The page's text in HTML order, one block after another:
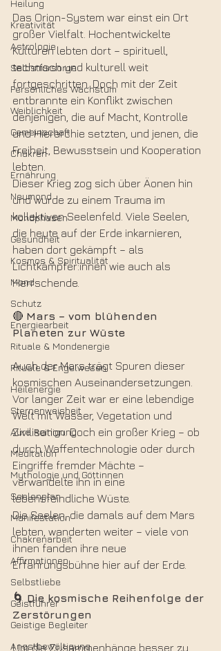
Heilung
Kreativität
Astrologie
Selbstfürsorge
Persönliches Wachstum
Weiblichkeit
Gemeinschaft
Chakren
Ernährung
Neumond
Mondphasen
Gesundheit
Kosmos & Spiritualität
Mond
Schutz
Energiearbeit
Rituale & Mondenergie
Rituale & Engelwesen
Heilenergie
Sternenweisheit
Aura Reinigung
Meditation
Mythologie und Göttinnen
Seelenplan
Manifestation
Chakrenarbeit
Affirmationen
Selbstliebe
Geistführer
Geistige Begleiter
Angstbewältigung
Das Orion-System war einst ein Ort
großer Vielfalt. Hochentwickelte
Kulturen lebten dort – spirituell,
technisch und kulturell weit
fortgeschritten. Doch mit der Zeit
entbrannte ein Konflikt zwischen
denjenigen, die auf Macht, Kontrolle
und Hierarchie setzten, und jenen, die
Freiheit, Bewusstsein und Kooperation
lebten.
Dieser Krieg zog sich über Äonen hin
und wurde zu einem Trauma im
kollektiven Seelenfeld. Viele Seelen,
die heute auf der Erde inkarnieren,
haben dort gekämpft – als
Lichtkämpfer:innen wie auch als
Herrschende.
🔴 Mars – vom blühenden
Planeten zur Wüste
Auch der Mars trägt Spuren dieser
kosmischen Auseinandersetzungen.
Vor langer Zeit war er eine lebendige
Welt mit Wasser, Vegetation und
Zivilisation. Doch ein großer Krieg – ob
durch Waffentechnologie oder durch
Eingriffe fremder Mächte –
verwandelte ihn in eine
lebensfeindliche Wüste.
Die Seelen, die damals auf dem Mars
lebten, wanderten weiter – viele von
ihnen fanden ihre neue
Erfahrungsbühne hier auf der Erde.
🌀 Die kosmische Reihenfolge der
Zerstörungen
Um die Zusammenhänge besser zu